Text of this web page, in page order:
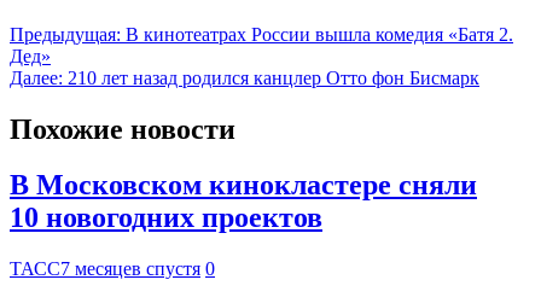
Предыдущая: В кинотеатрах России вышла комедия «Батя 2.
Дед»
Далее: 210 лет назад родился канцлер Отто фон Бисмарк
Похожие новости
В Московском кинокластере сняли
10 новогодних проектов
ТАСС7 месяцев спустя 0